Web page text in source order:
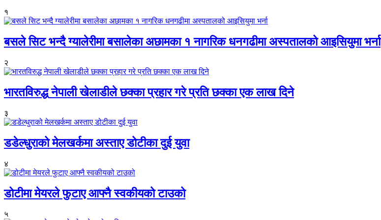
१
बसले सिट भन्दै ग्यालेरीमा बसालेका अछामका १ नागरिक धनगढीमा अस्पतालको आइसियुमा भर्ना
२
भारतविरुद्ध नेपाली खेलाडीले छक्का प्रहार गरे प्रति छक्का एक लाख दिने
३
डडेल्धुराको मेलखर्कमा अस्ताए डोटीका दुई युवा
४
डोटीमा मेयरले फुटाए आफ्नै स्वकीयको टाउको
५